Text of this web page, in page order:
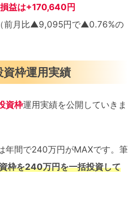
益は+170,640円
前月比▲9,095円で▲0.76%の
枠運用実績
資枠運用実績を公開していきま
年間で240万円がMAXです。筆
枠を240万円を一括投資して